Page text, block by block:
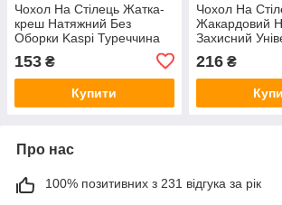
Чохол На Стілець Жатка-
креш Натяжний Без
Оборки Kaspi Туреччина
153 ₴
Купити
Чохол На
Жакардовий
Захисний
Спідницею
Пiсочного
Туреччина
216₴
Про нас
100% позитивних з 231 відгука за рік